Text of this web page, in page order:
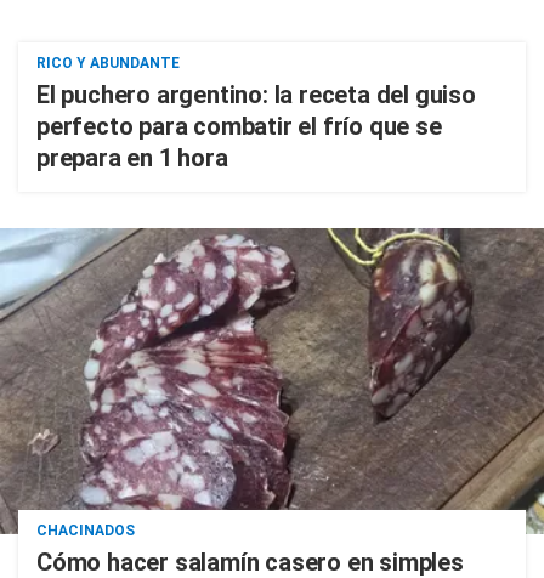
RICO Y ABUNDANTE
El puchero argentino: la receta del guiso
perfecto para combatir el frío que se
prepara en 1 hora
CHACINADOS
Cómo hacer salamín casero en simples